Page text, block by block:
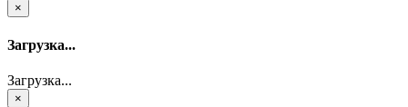
×
Загрузка...
Загрузка...
×